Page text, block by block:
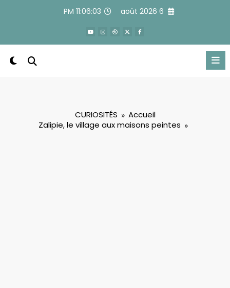
6 août 2026
11:06:04 PM
Accueil
CURIOSITÉS
Zalipie, le village aux maisons peintes